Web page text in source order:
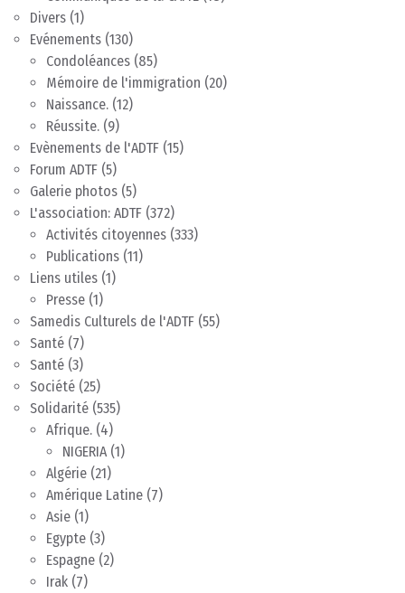
Divers (1)
Evénements (130)
Condoléances (85)
Mémoire de l'immigration (20)
Naissance. (12)
Réussite. (9)
Evènements de l'ADTF (15)
Forum ADTF (5)
Galerie photos (5)
L'association: ADTF (372)
Activités citoyennes (333)
Publications (11)
Liens utiles (1)
Presse (1)
Samedis Culturels de l'ADTF (55)
Santé (7)
Santé (3)
Société (25)
Solidarité (535)
Afrique. (4)
NIGERIA(1)
Algérie (21)
Amérique Latine (7)
Asie (1)
Egypte (3)
Espagne (2)
Irak (7)